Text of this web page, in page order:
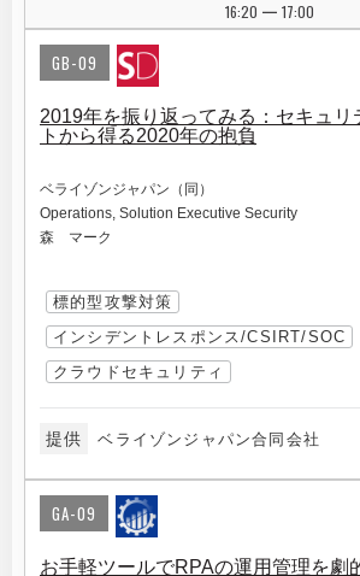
16:20 | 17:00
GB-09
2019年を振り返ってみる：セキュリ
トから得る2020年の抱負
ベライゾンジャパン（同）
Operations, Solution Executive Security
森 マーク
標的型攻撃対策
インシデントレスポンス/CSIRT/SOC
クラウドセキュリティ
提供 ベライゾンジャパン合同会社
GA-09
お手軽ツールでRPAの運用管理を劇